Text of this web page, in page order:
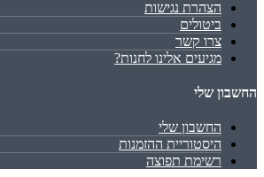
הצהרת נגישות
ביטולים
צרו קשר
מגיעים אלינו לחנות?
החשבון שלי
החשבון שלי
היסטוריית ההזמנות
רשימת תפוצה